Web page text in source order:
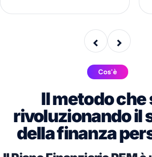
‹ ›
varie proposte di investimento
economico e profittevole, lontano
dai conflitti di interesse dei
prodotti poco efficienti. Grazie
ancora ragazzi per l'ottimo lavoro,
Cos'è
Il metodo che
rivoluzionando il
della finanza